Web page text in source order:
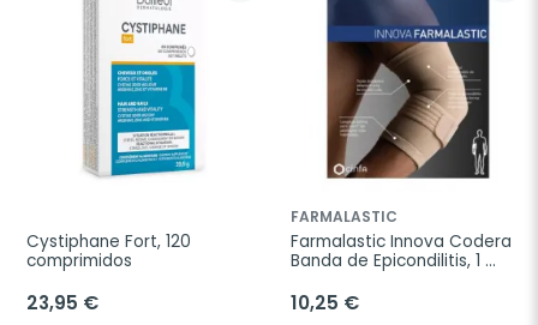
Cystiphane Fort, 120
comprimidos
23,95 €
FARMALASTIC
Farmalastic Innova Codera
Banda de Epicondilitis, 1
10,25 €